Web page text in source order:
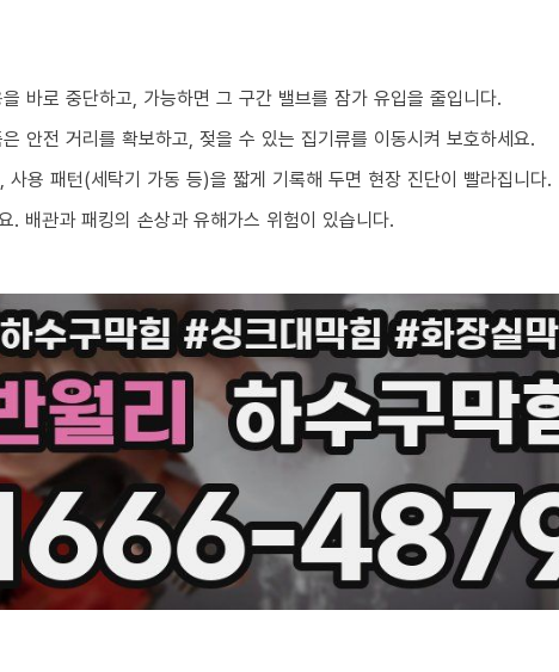
바로 중단하고, 가능하면 그 구간 밸브를 잠가 유입을 줄입니다.
안전 거리를 확보하고, 젖을 수 있는 집기류를 이동시켜 보호하세요.
용 패턴(세탁기 가동 등)을 짧게 기록해 두면 현장 진단이 빨라집니다.
. 배관과 패킹의 손상과 유해가스 위험이 있습니다.